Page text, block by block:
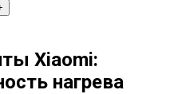
Xiaomi:
нагрева